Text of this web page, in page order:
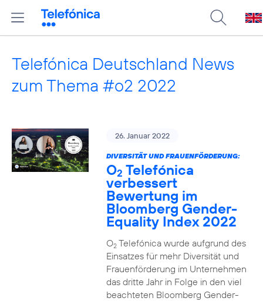
Telefónica Deutschland News
zum Thema #o2 2022
26. Januar 2022
DIVERSITÄT UND FRAUENFÖRDERUNG:
O2 Telefónica
verbessert
Bewertung im
Bloomberg Gender-
Equality Index 2022
O2Telefónica wurde aufgrund des
Einsatzes für mehr Diversität und
Frauenförderung im Unternehmen
das dritte Jahr in Folge in den viel
beachteten Bloomberg Gender-